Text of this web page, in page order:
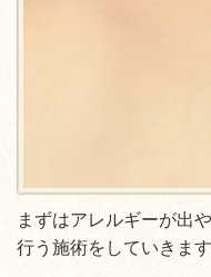
まずはアレルギーが出
行う施術をしていきます